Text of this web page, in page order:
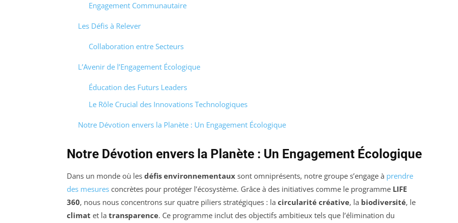
Engagement Communautaire
Les Défis à Relever
Collaboration entre Secteurs
L’Avenir de l’Engagement Écologique
Éducation des Futurs Leaders
Le Rôle Crucial des Innovations Technologiques
Notre Dévotion envers la Planète : Un Engagement Écologique
Notre Dévotion envers la Planète : Un Engagement Écologique
Dans un monde où les défis environnementaux sont omniprésents, notre groupe s’engage à prendre
des mesures concrètes pour protéger l’écosystème. Grâce à des initiatives comme le programme LIFE
360, nous nous concentrons sur quatre piliers stratégiques : la circularité créative, la biodiversité, le
climat et la transparence. Ce programme inclut des objectifs ambitieux tels que l’élimination du